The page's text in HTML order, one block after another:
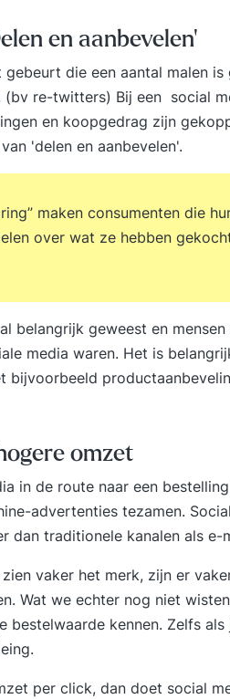
en aanbevelen'
die een aantal malen
(bv re-twitters) Bij een social
en koopgedrag zijn
'delen en aanbevelen'.
maken consumenten die
delen over wat ze hebben
belangrijk geweest en
media waren. Het is
bijvoorbeeld
omzet
in de route naar een
advertenties tezamen.
dan traditionele kanalen als e-
vaker het merk, zijn er
Wat we echter nog niet
bestelwaarde kennen. Zelfs
.
per click, dan doet social